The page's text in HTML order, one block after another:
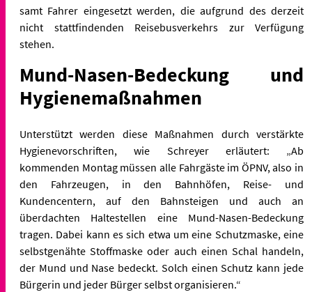
samt Fahrer eingesetzt werden, die aufgrund des derzeit
nicht stattfindenden Reisebusverkehrs zur Verfügung
stehen.
Mund-Nasen-Bedeckung und
Hygienemaßnahmen
Unterstützt werden diese Maßnahmen durch verstärkte
Hygienevorschriften, wie Schreyer erläutert: „Ab
kommenden Montag müssen alle Fahrgäste im ÖPNV, also in
den Fahrzeugen, in den Bahnhöfen, Reise- und
Kundencentern, auf den Bahnsteigen und auch an
überdachten Haltestellen eine Mund-Nasen-Bedeckung
tragen. Dabei kann es sich etwa um eine Schutzmaske, eine
selbstgenähte Stoffmaske oder auch einen Schal handeln,
der Mund und Nase bedeckt. Solch einen Schutz kann jede
Bürgerin und jeder Bürger selbst organisieren.“